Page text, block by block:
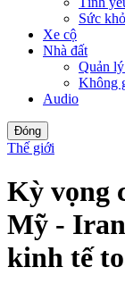
Sức
Xe cộ
Nhà đất
Quản
Không
Audio
Đóng
Thế giới
Kỳ vọng
Mỹ -
kinh tế